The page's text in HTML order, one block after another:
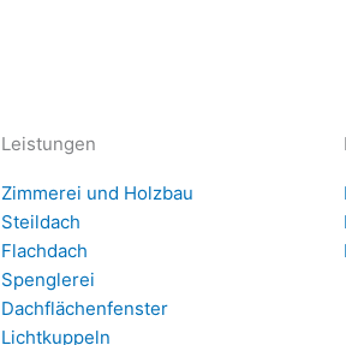
Leistungen
Zimmerei und Holzbau
Steildach
Flachdach
Spenglerei
Dachflächenfenster
Lichtkuppeln